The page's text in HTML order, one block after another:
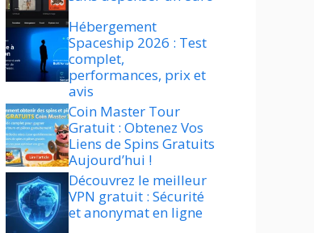
Hébergement
Spaceship 2026 : Test
complet,
performances, prix et
avis
Coin Master Tour
Gratuit : Obtenez Vos
Liens de Spins Gratuits
Aujourd’hui !
Découvrez le meilleur
VPN gratuit : Sécurité
et anonymat en ligne